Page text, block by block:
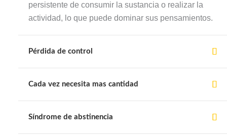
persistente de consumir la sustancia o realizar la
actividad, lo que puede dominar sus pensamientos.
Pérdida de control
Cada vez necesita mas cantidad
Síndrome de abstinencia